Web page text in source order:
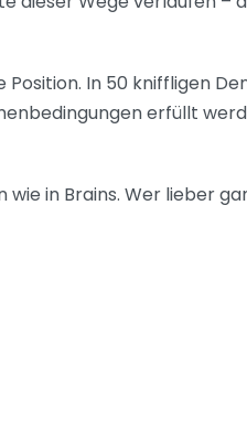
In 50 kniffligen
erfüllt
in Brains. Wer lieber